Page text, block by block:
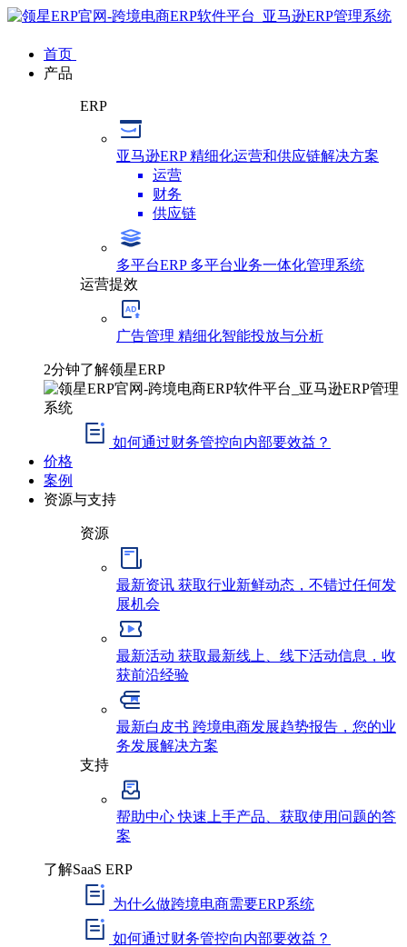
首页
产品
ERP
亚马逊ERP精细化运营和供应链解决方案
运营
财务
供应链
多平台ERP 多平台业务一体化管理系统
运营提效
广告管理 精细化智能投放与分析
2分钟了解领星ERP
如何通过财务管控向内部要效益？
价格
案例
资源与支持
资源
最新资讯 获取行业新鲜动态，不错过任何发
展机会
最新活动 获取最新线上、线下活动信息，收
获前沿经验
最新白皮书 跨境电商发展趋势报告，您的业
务发展解决方案
支持
帮助中心快速上手产品、获取使用问题的答
案
了解SaaS ERP
为什么做跨境电商需要ERP系统
如何通过财务管控向内部要效益？